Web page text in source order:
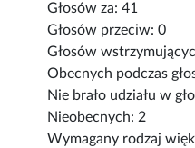
Głosów za: 41
Głosów przeciw: 0
Głosów
Obecnych podczas
Nie brało udziału w
Nieobecnych: 2
Wymagany rodzaj